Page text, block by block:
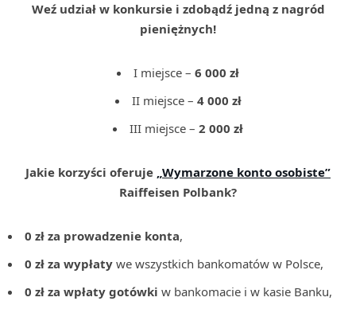
Weź udział w konkursie i zdobądź jedną z nagród
pieniężnych!
I miejsce – 6 000 zł
II miejsce – 4 000 zł
III miejsce – 2 000 zł
Jakie korzyści oferuje „Wymarzone konto osobiste”
Raiffeisen Polbank?
0 zł za prowadzenie konta,
0 zł za wypłaty we wszystkich bankomatów w Polsce,
0 zł za wpłaty gotówki w bankomacie i w kasie Banku,